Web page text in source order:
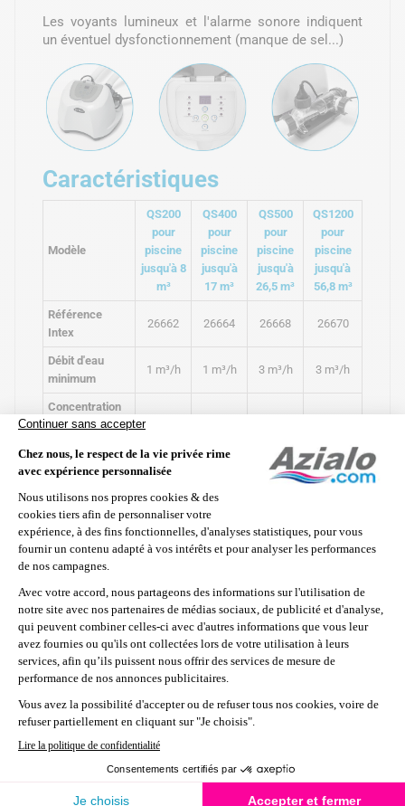
Les voyants lumineux et l'alarme sonore indiquent
un éventuel dysfonctionnement (manque de sel...)
Caractéristiques
Modèle
QS200
pour
piscine
jusqu'à 8
m³
QS400
pour
piscine
jusqu'à
17 m³
QS500
pour
piscine
jusqu'à
26,5 m³
QS1200
pour
piscine
jusqu'à
56,8 m³
Référence
Intex
26662 26664 26668 26670
Débit d'eau
minimum
1 m³/h 1 m³/h 3 m³/h 3 m³/h
Concentration
de sel
Production de
(chlore gazeux)
Compatibilité
Tuyaux 32mm
seulement avec
Tuyaux 32/38 mm
autonettoyante
Auto-nettoyage par inversion de polarité
programmable : vous pourrezprogrammer
l'inversion de polarité toutes les 6, 10 ou
calcaire et éviter ainsi l'encrassement de
Alimentation 220 volts
Consommation 20 W
Oui